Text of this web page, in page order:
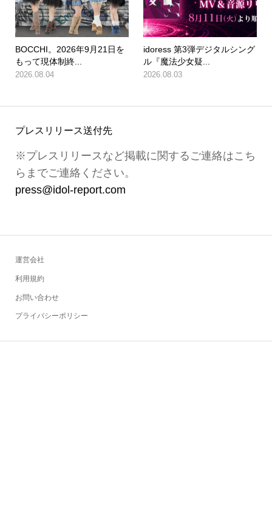
BOCCHI。2026年9月21日を
もって現体制終...
2026.08.04
idoress 第3弾デジタルシング
ル『魔法少女疑...
2026.08.03
プレスリリース送付先
※プレスリリースなど掲載に関するご連絡はこち
らまでご連絡ください。
press@idol-report.com
運営会社
利用規約
お問い合わせ
プライバシーポリシー